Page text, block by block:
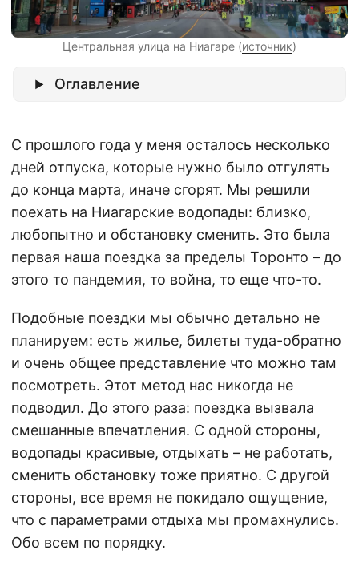
Центральная улица на Ниагаре (источник)
Оглавление
С прошлого года у меня осталось несколько
дней отпуска, которые нужно было отгулять
до конца марта, иначе сгорят. Мы решили
поехать на Ниагарские водопады: близко,
любопытно и обстановку сменить. Это была
первая наша поездка за пределы Торонто – до
этого то пандемия, то война, то еще что-то.
Подобные поездки мы обычно детально не
планируем: есть жилье, билеты туда-обратно
и очень общее представление что можно там
посмотреть. Этот метод нас никогда не
подводил. До этого раза: поездка вызвала
смешанные впечатления. С одной стороны,
водопады красивые, отдыхать – не работать,
сменить обстановку тоже приятно. С другой
стороны, все время не покидало ощущение,
что с параметрами отдыха мы промахнулись.
Обо всем по порядку.